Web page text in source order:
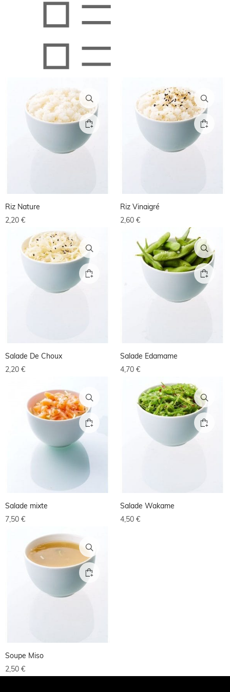
Riz Nature
2,20 €
Riz Vinaigré
2,60 €
Salade De Choux
2,20 €
Salade Edamame
4,70 €
Salade mixte
7,50 €
Salade Wakame
4,50 €
Soupe Miso
2,50 €